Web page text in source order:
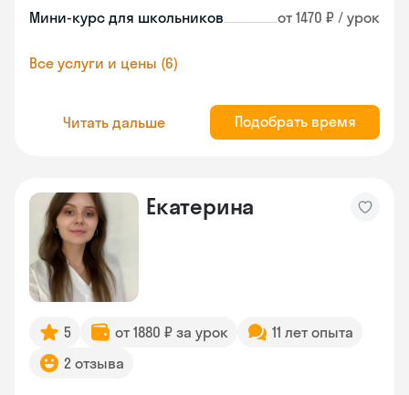
Мини-курс для школьников от 1470 ₽ / урок
Все услуги и цены (6)
Читать дальше Подобрать время
Екатерина
5 от 1880 ₽ за урок
11 лет опыта
2 отзыва